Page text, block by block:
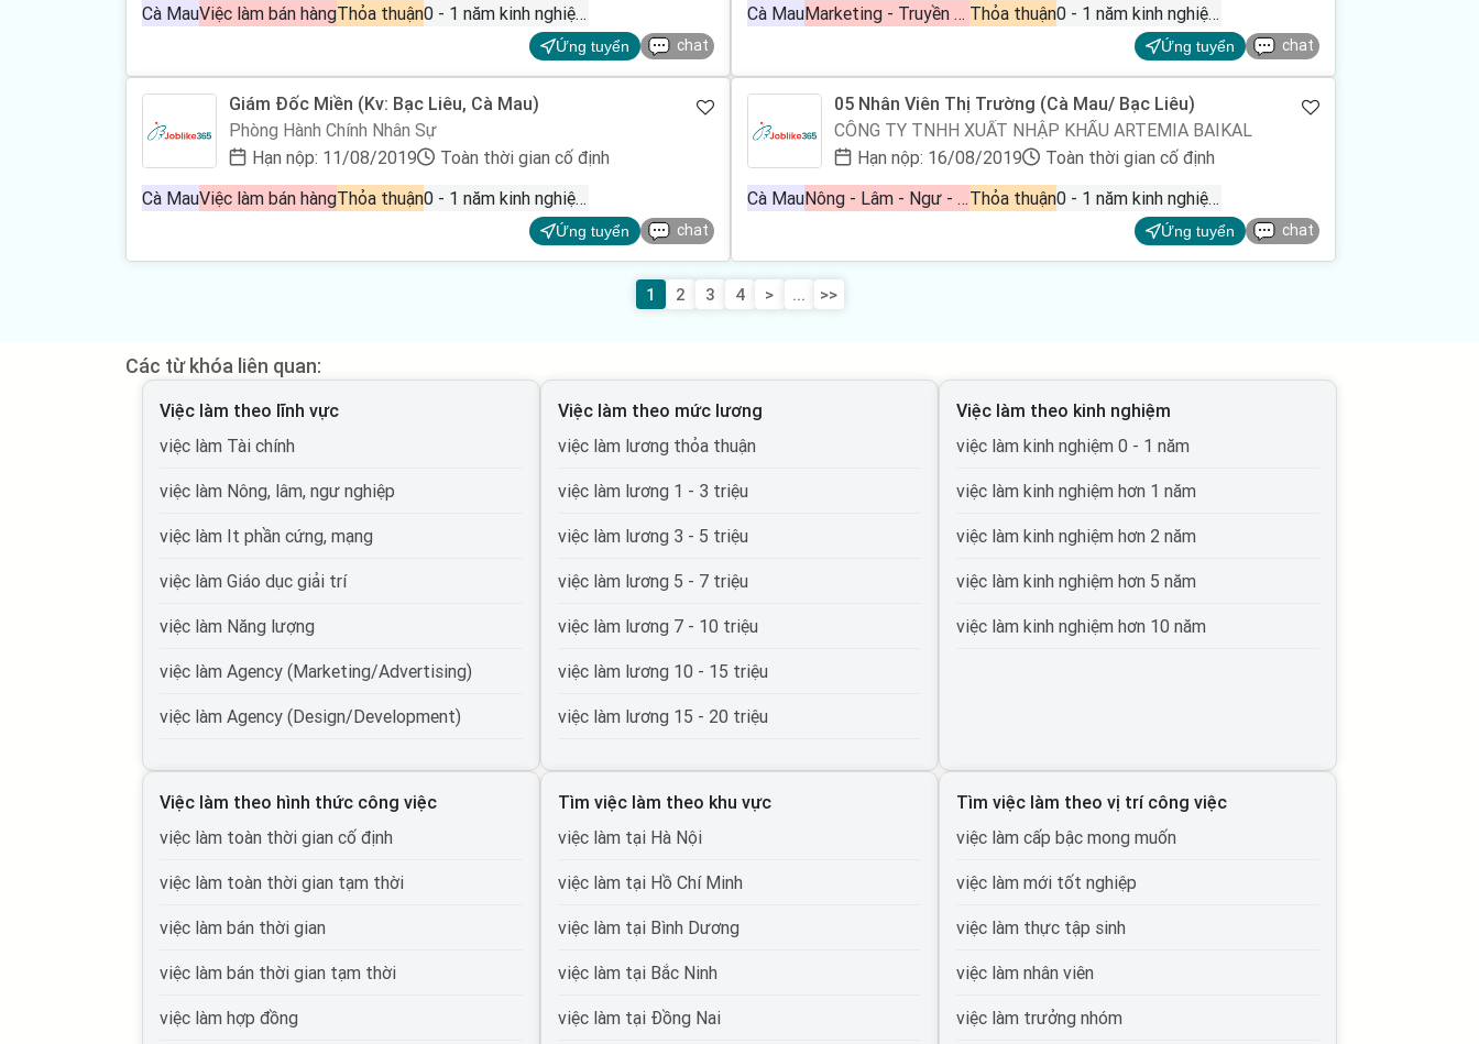
Cà MauViệc làm bán hàngThỏa thuận 0 - 1 năm kinh nghiệm
Ứng tuyển chat
Cà Mau
Marketing - Truyền thông - Quảng cáo Thỏa thuận 0 - 1 năm kinh nghiệm
Ứng tuyển chat
Giám Đốc Miền (Kv: Bạc Liêu, Cà Mau)
Phòng Hành Chính Nhân Sự
Hạn nộp: 11/08/2019
Toàn thời gian cố định
Cà MauViệc làm bán hàngThỏa thuận 0 - 1 năm kinh nghiệm
Ứng tuyển chat
05 Nhân Viên Thị Trường (Cà Mau/ Bạc Liêu)
CÔNG TY TNHH XUẤT NHẬP KHẨU ARTEMIA BAIKAL
Hạn nộp: 16/08/2019
Toàn thời gian cố định
Cà Mau
Nông - Lâm - Ngư - NghiệpThỏa thuận 0 - 1 năm kinh nghiệm
Ứng tuyển chat
1 2 3 4 > ... >>
Các từ khóa liên quan:
Việc làm theo lĩnh vực
việc làm Tài chính
việc làm Nông, lâm, ngư nghiệp
việc làm It phần cứng, mạng
việc làm Giáo dục giải trí
việc làm Năng lượng
việc làm Agency (Marketing/Advertising)
việc làm Agency (Design/Development)
việc làm Du lịch
việc làm Cơ quan nhà nước
việc làm Tổ chức phi lợi nhuận
việc làm Vận tải lái xe
việc làm Giao thông vận tải, thủy lợi, cầu đường
việc làm Thương mại điện tử
Việc làm theo mức lương
việc làm lương thỏa thuận
việc làm lương 1 - 3 triệu
việc làm lương 3 - 5 triệu
việc làm lương 5 - 7 triệu
việc làm lương 7 - 10 triệu
việc làm lương 10 - 15 triệu
việc làm lương 15 - 20 triệu
việc làm lương trên 30 triệu
việc làm lương trên 50 triệu
việc làm lương trên 100 triệu
Việc làm theo kinh nghiệm
việc làm kinh nghiệm 0 - 1 năm
việc làm kinh nghiệm hơn 1 năm
việc làm kinh nghiệm hơn 2 năm
việc làm kinh nghiệm hơn 5 năm
việc làm kinh nghiệm hơn 10 năm
Việc làm theo hình thức công việc
việc làm toàn thời gian cố định
việc làm toàn thời gian tạm thời
việc làm bán thời gian
việc làm bán thời gian tạm thời
việc làm hợp đồng
Tìm việc làm theo khu vực
việc làm tại Hà Nội
việc làm tại Hồ Chí Minh
việc làm tại Bình Dương
việc làm tại Bắc Ninh
việc làm tại Đồng Nai
Tìm việc làm theo vị trí công việc
việc làm cấp bậc mong muốn
việc làm mới tốt nghiệp
việc làm thực tập sinh
việc làm nhân viên
việc làm trưởng nhóm